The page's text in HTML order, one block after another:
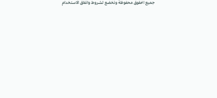
جميع الحقوق محفوظة وتخضع لشروط واتفاق الاستخدام